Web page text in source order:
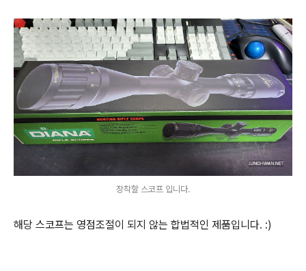
장착할 스코프 입니다.
해당 스코프는 영점조절이 되지 않는 합법적인 제품입니다. :)